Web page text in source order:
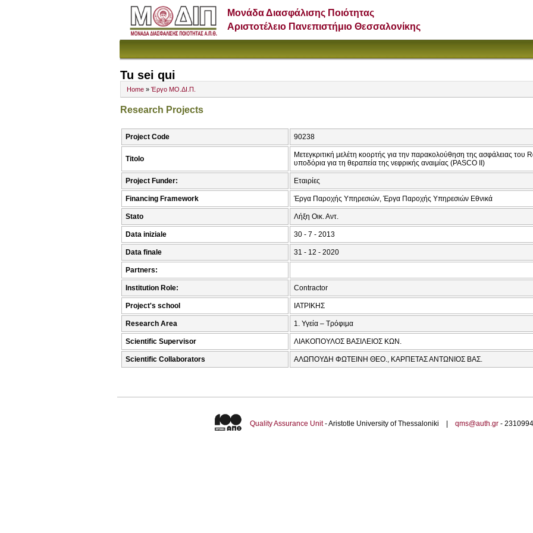
Μονάδα Διασφάλισης Ποιότητας
Αριστοτέλειο Πανεπιστήμιο Θεσσαλονίκης
Tu sei qui
Home » Έργο ΜΟ.ΔΙ.Π.
Research Projects
Project Code 90238
Titolo
Μετεγκριτική μελέτη κοορτής για την παρακολούθηση της ασφάλειας
υποδόρια για τη θεραπεία της νεφρικής αναιμίας (PASCO II)
Project Funder: Εταιρίες
Financing Framework Έργα Παροχής Υπηρεσιών, Έργα Παροχής Υπηρεσιών Εθνικά
Stato Λήξη Οικ. Αντ.
Data iniziale 30 - 7 - 2013
Data finale 31 - 12 - 2020
Partners:
Institution Role: Contractor
Project's school ΙΑΤΡΙΚΗΣ
Research Area 1. Υγεία – Τρόφιμα
Scientific Supervisor ΛΙΑΚΟΠΟΥΛΟΣ ΒΑΣΙΛΕΙΟΣ ΚΩΝ.
Scientific Collaborators ΑΛΩΠΟΥΔΗ ΦΩΤΕΙΝΗ ΘΕΟ., ΚΑΡΠΕΤΑΣ ΑΝΤΩΝΙΟΣ ΒΑΣ.
Quality Assurance Unit- Aristotle University of Thessaloniki | qms@auth.gr-